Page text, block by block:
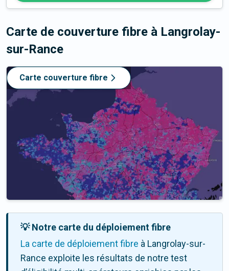
Carte de couverture fibre à Langrolay-
sur-Rance
Carte couverture fibre
💡 Notre carte du déploiement fibre
La carte de déploiement fibre à Langrolay-sur-
Rance exploite les résultats de notre test